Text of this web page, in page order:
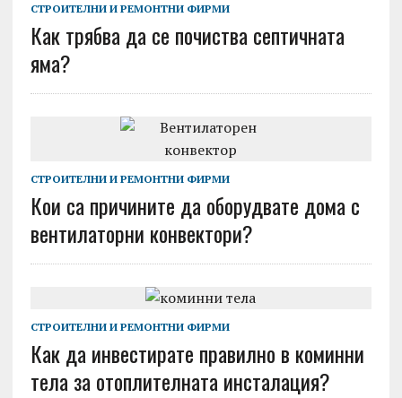
СТРОИТЕЛНИ И РЕМОНТНИ ФИРМИ
Как трябва да се почиства септичната
яма?
СТРОИТЕЛНИ И РЕМОНТНИ ФИРМИ
Кои са причините да оборудвате дома с
вентилаторни конвектори?
СТРОИТЕЛНИ И РЕМОНТНИ ФИРМИ
Как да инвестирате правилно в коминни
тела за отоплителната инсталация?